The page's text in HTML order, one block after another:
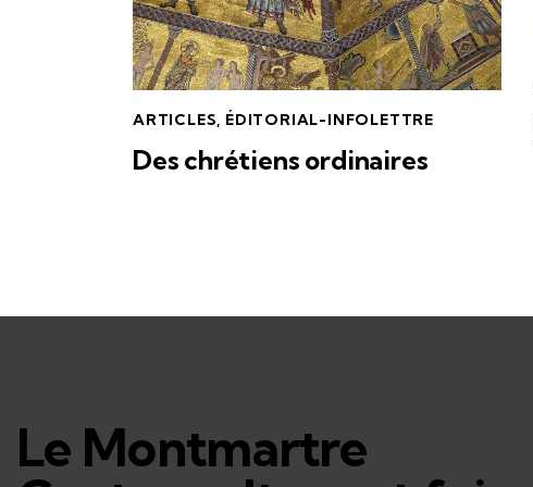
ARTICLES, ÉDITORIAL-INFOLETTRE
Des chrétiens ordinaires
Le Montmartre